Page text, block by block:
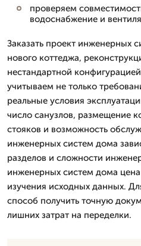
проверяем
водоснабжение и
Заказать проект инженерных
нового коттеджа,
нестандартной
учитываем не только
реальные условия
число санузлов, размещение
стояков и возможность
инженерных систем дома
разделов и сложности
инженерных систем дома
изучения исходных данных.
способ получить точную
лишних затрат на переделки.